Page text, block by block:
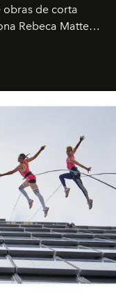
obras de corta
Rebeca Matte
limpias; ponen el